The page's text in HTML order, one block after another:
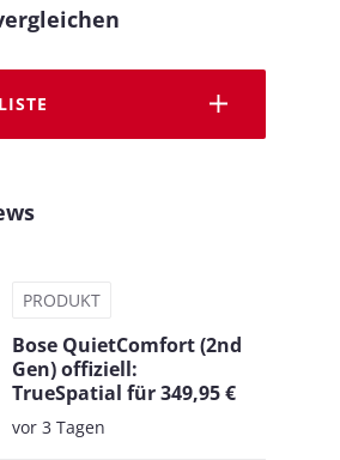
PRODUKT
Bose QuietComfort (2nd
Gen) offiziell:
TrueSpatial für 349,95 €
vor 3 Tagen